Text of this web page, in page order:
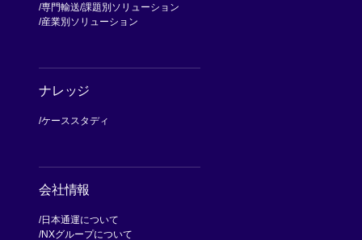
専門輸送 課題別ソリューション
産業別ソリューション
ナレッジ
ケーススタディ
会社情報
日本通運について
NXグループについて